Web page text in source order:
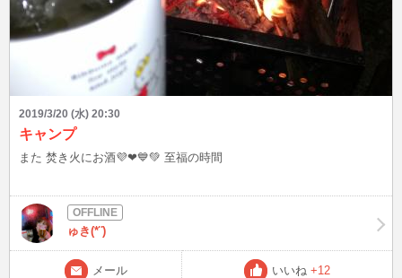
2019/3/20 (水) 20:30
キャンプ
また 焚き火にお酒💜❤💙💚 至福の時間
ゅき(*¨)
メール いいね +12